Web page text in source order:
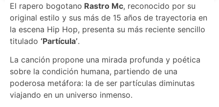
El rapero bogotano Rastro Mc, reconocido por su
original estilo y sus más de 15 años de trayectoria en
la escena Hip Hop, presenta su más reciente sencillo
titulado ‘Partícula’.
La canción propone una mirada profunda y poética
sobre la condición humana, partiendo de una
poderosa metáfora: la de ser partículas diminutas
viajando en un universo inmenso.